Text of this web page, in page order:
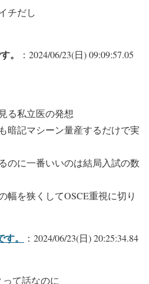
チだし
。
：2024/06/23(日) 09:09:57.05
る私立医の発想
暗記マシーン量産するだけで実
のに一番いいのは結局入試の数
幅を狭くしてOSCE重視に切り
。
：2024/06/23(日) 20:25:34.84
て話なのに